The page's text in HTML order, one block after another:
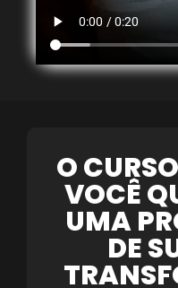
O
VOCÊ
UMA
DE